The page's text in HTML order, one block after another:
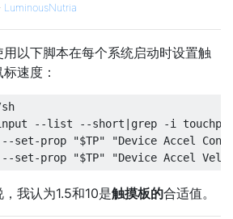
LuminousNutria
用以下脚本在每个系统启动时设置触
速度：
--list --short|grep -i
set-prop "$TP" "Device Accel
我认为1.5和10是触摸板的合适值。